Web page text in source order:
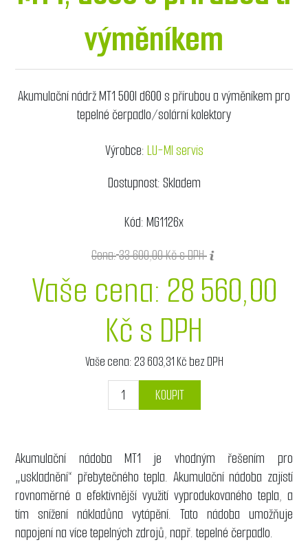
výměníkem
Akumulační nádrž MT1 500l d600 s přírubou a výměníkem pro
tepelné čerpadlo/solární kolektory
Výrobce:LU-MI servis
Dostupnost:Skladem
Kód:MG1126x
Cena:33 600,00 Kč s DPH
Vaše cena: 28 560,00
Kč s DPH
Vaše cena: 23 603,31 Kč bez DPH
KOUPIT
Akumulační nádoba MT1 je vhodným řešením pro
„uskladnění“ přebytečného tepla. Akumulační nádoba zajistí
rovnoměrné a efektivnější využití vyprodukovaného tepla, a
tím snížení nákladůna vytápění. Tato nádoba umožňuje
napojení na více tepelných zdrojů, např. tepelné čerpadlo.